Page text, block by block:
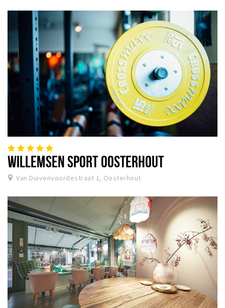
WILLEMSEN SPORT OOSTERHOUT
Van Duivenvoordestraat 1, Oosterhout